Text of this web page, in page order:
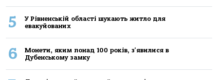
5
У Рівненській області шукають житло для
евакуйованих
6
Монети, яким понад 100 років, з'явилися в
Дубенському замку